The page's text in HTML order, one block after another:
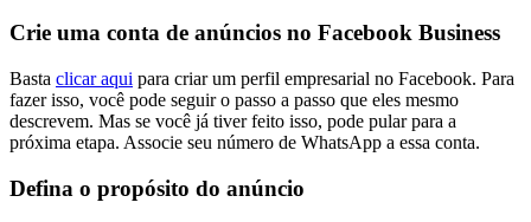
Crie uma conta de anúncios no Facebook Business
Basta clicar aqui para criar um perfil empresarial no Facebook. Para
fazer isso, você pode seguir o passo a passo que eles mesmo
descrevem. Mas se você já tiver feito isso, pode pular para a
próxima etapa. Associe seu número de WhatsApp a essa conta.
Defina o propósito do anúncio